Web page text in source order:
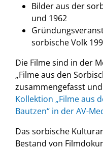
Bilder aus der
und 1962
sorbische Volk
Die Filme sind in der
„Filme aus den
zusammengefasst
Kollektion „Filme aus
Bautzen“ in der AV-
Das sorbische
Bestand von